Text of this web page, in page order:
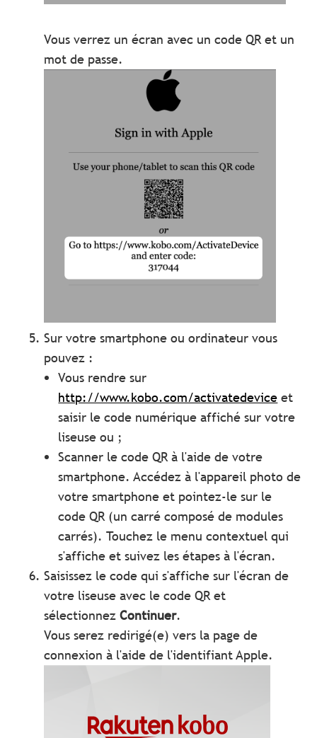
Vous verrez un écran avec un code QR et un
mot de passe.
Sur votre smartphone ou ordinateur vous
pouvez :
Vous rendre sur
http://www.kobo.com/activatedevice et
saisir le code numérique affiché sur votre
liseuse ou ;
Scanner le code QR à l'aide de votre
smartphone. Accédez à l'appareil photo de
votre smartphone et pointez-le sur le
code QR (un carré composé de modules
carrés). Touchez le menu contextuel qui
s'affiche et suivez les étapes à l'écran.
Saisissez le code qui s'affiche sur l'écran de
votre liseuse avec le code QR et
sélectionnezContinuer.
Vous serez redirigé(e) vers la page de
connexion à l'aide de l'identifiant Apple.